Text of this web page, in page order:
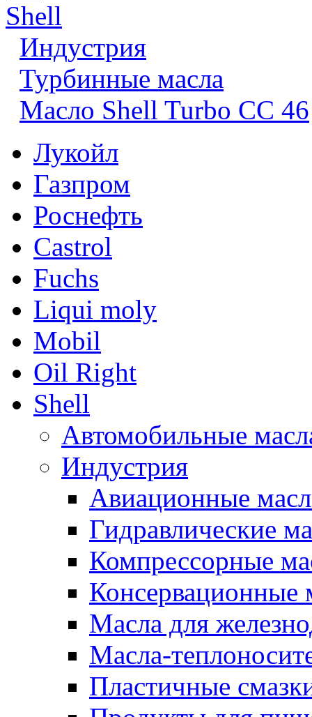
Shell
Индустрия
Турбинные масла
Масло Shell Turbo СС 46
Лукойл
Газпром
Роснефть
Castrol
Fuchs
Liqui moly
Mobil
Oil Right
Shell
Автомобильные
Индустрия
Авиационные
Гидравлические
Компрессорные
Консервационные
Масла для
Масла-
Пластичные